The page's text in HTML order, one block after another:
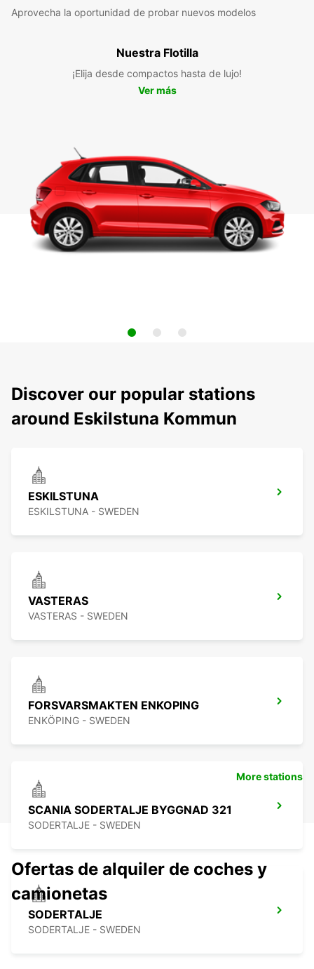
Aprovecha la oportunidad de probar nuevos modelos
Nuestra Flotilla
¡Elija desde compactos hasta de lujo!
Ver más
Discover our popular stations
around Eskilstuna Kommun
ESKILSTUNA
ESKILSTUNA - SWEDEN
VASTERAS
VASTERAS - SWEDEN
FORSVARSMAKTEN ENKOPING
ENKÖPING - SWEDEN
SCANIA SODERTALJE BYGGNAD 321
SODERTALJE - SWEDEN
SODERTALJE
SODERTALJE - SWEDEN
More stations
Ofertas de alquiler de coches y
camionetas